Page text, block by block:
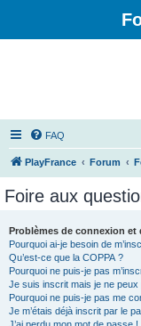
FAQ
PlayFrance Forum
Foire aux
Problèmes de connexion et
Pourquoi ai-je besoin de
Qu’est-ce que la COPPA ?
Pourquoi ne puis-je pas
Je suis inscrit mais je ne
Pourquoi ne puis-je pas me
Je m’étais déjà inscrit par le